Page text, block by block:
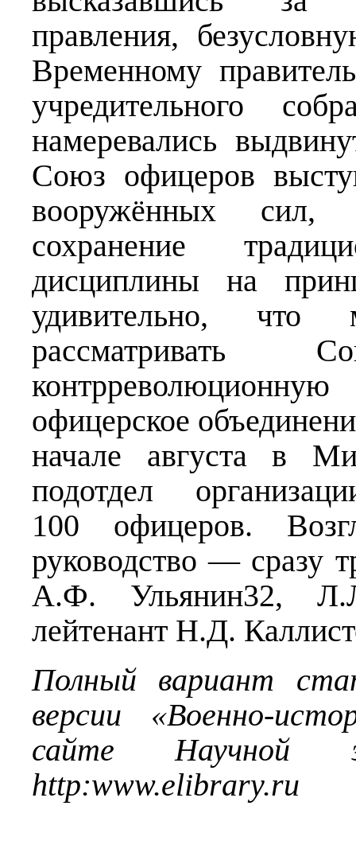
правления,
Временному
учредительного
намеревались
Союз офицеров
вооружённых сил,
сохранение
дисциплины на
удивительно, что
офицерское
начале августа в
подотдел
100 офицеров.
руководство — сразу
А.Ф. Ульянин32,
лейтенант Н.Д.
Полный вариант
версии «Военно-
сайте Научной
http:www.elibrary.ru